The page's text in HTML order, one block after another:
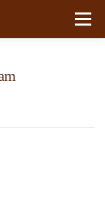
メニュ